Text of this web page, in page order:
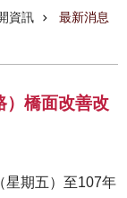
資訊 最新消息
）橋面改善改
星期五）至107年